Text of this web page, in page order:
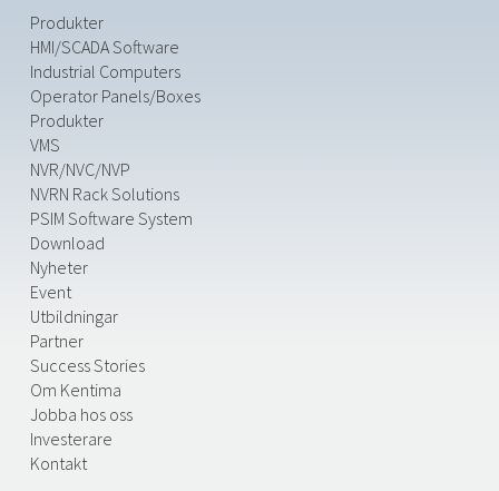
Produkter
HMI/SCADA Software
Industrial Computers
Operator Panels/Boxes
Produkter
VMS
NVR/NVC/NVP
NVRN Rack Solutions
PSIM Software System
Download
Nyheter
Event
Utbildningar
Partner
Success Stories
Om Kentima
Jobba hos oss
Investerare
Kontakt